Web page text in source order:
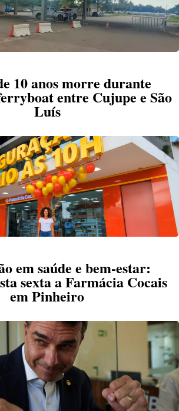
10 anos morre durante
entre Cujupe e São
Luís
em saúde e bem-estar:
sexta a Farmácia Cocais
em Pinheiro